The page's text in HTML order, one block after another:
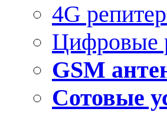
4G
Цифровые
GSM
Сотовые